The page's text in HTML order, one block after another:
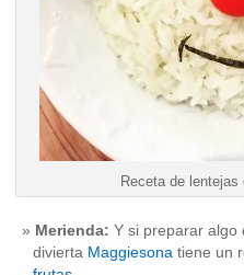
Receta de
Merienda: Y si preparar algo
divierta Maggiesona tiene un